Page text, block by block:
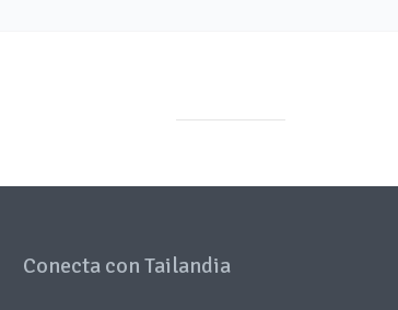
Conecta con Tailandia